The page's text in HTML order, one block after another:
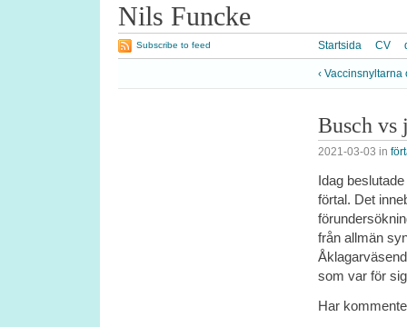
Nils Funcke
Startsida CV
Subscribe to feed
‹
Busch vs
2021-03-03 in
Idag
förtal. Det
från allmän
som var för
Har